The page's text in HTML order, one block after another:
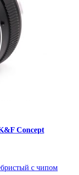
Concept